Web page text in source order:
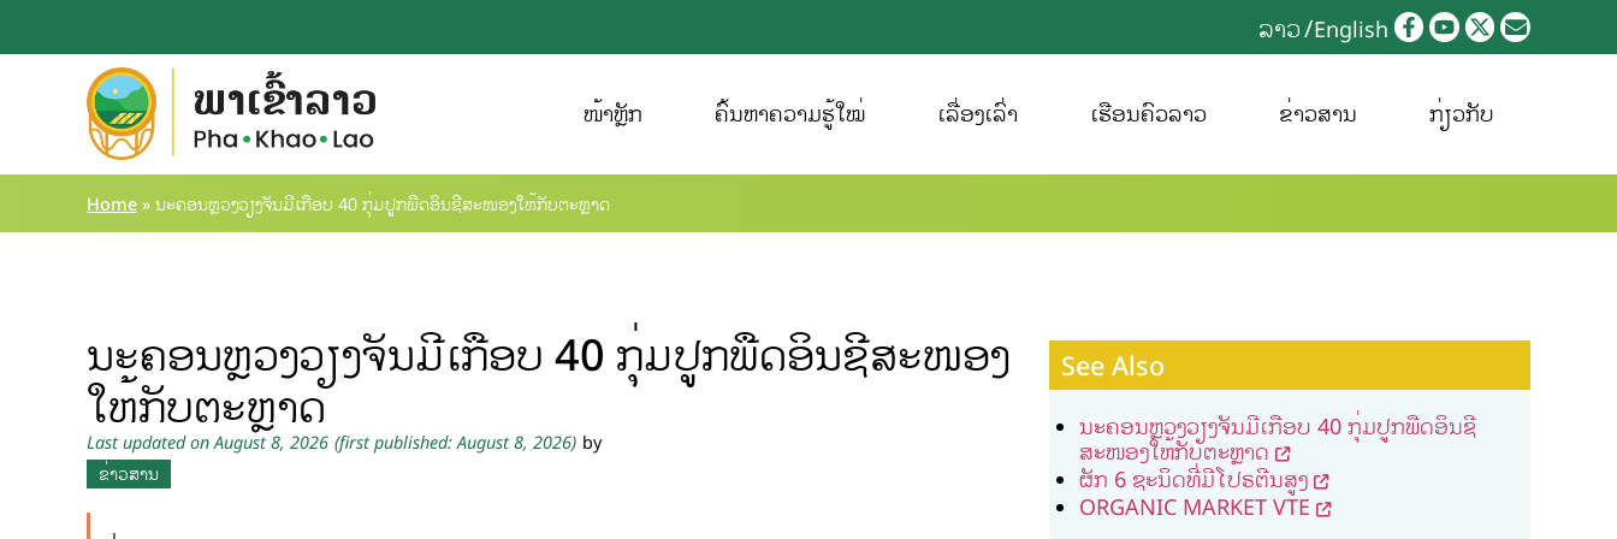
ລາວ English
ໜ້າຫຼັກ ຄົ້ນຫາຄວາມຮູ້ໃໝ່ ເລື່ອງເລົ່າ ເຮືອນຄົວລາວ ຂ່າວສານ ກ່ຽວກັບ
Home » ນະຄອນຫຼວງວຽງຈັນມີເກືອບ 40 ກຸ່ມປູກພືດອິນຊີສະໜອງໃຫ້ກັບຕະຫຼາດ
ນະຄອນຫຼວງວຽງຈັນມີເກືອບ 40 ກຸ່ມປູກພືດອິນຊີສະໜອງ
ໃຫ້ກັບຕະຫຼາດ
Last updated on August 8, 2026 (first published: August 8, 2026) by
ຂ່າວສານ
See Also
ນະຄອນຫຼວງວຽງຈັນມີເກືອບ 40 ກຸ່ມປູກພືດອິນຊີ
ສະໜອງໃຫ້ກັບຕະຫຼາດ
ຜັກ 6 ຊະນິດທີ່ມີໂປຣຕີນສູງ
ORGANIC MARKET VTE